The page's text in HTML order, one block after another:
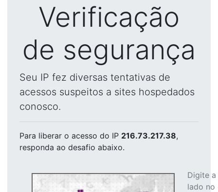
Verificação
de segurança
Seu IP fez diversas tentativas de
acessos suspeitos a sites hospedados
conosco.
Para liberar o acesso do IP 216.73.217.38,
responda ao desafio abaixo.
Digite
lado no